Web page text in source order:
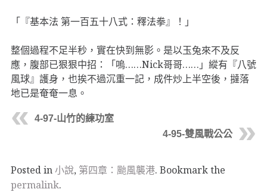
「『基本法 第一百五十八式：釋法拳』！」
整個過程不足半秒，實在快到無影。是以玉兔來不及反
應，腹部已狠狠中招：「嗚……Nick哥哥……」縱有『八號
風球』護身，也挨不過沉重一記，成件炒上半空後，撻落
地已是奄奄一息。
4-97-山竹的練功室
4-95-雙風戰公公
Posted in小說, 第四章：颱風襲港. Bookmark the
permalink.